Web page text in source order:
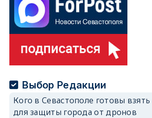
Выбор Редакции
Кого в Севастополе готовы
для защиты города от дронов